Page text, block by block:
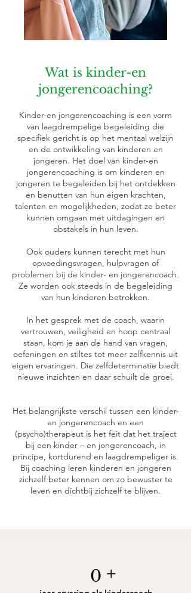
Wat is kinder-en
jongerencoaching?
Kinder-en jongerencoaching is een vorm
van laagdrempelige begeleiding die
specifiek gericht is op het mentaal welzijn
en de ontwikkeling van kinderen en
jongeren. Het doel van kinder-en
jongerencoaching is om kinderen en
jongeren te begeleiden bij het ontdekken
en benutten van hun eigen krachten,
talenten en mogelijkheden, zodat ze beter
kunnen omgaan met uitdagingen en
obstakels in hun leven.
Ook ouders kunnen terecht met hun
opvoedingsvragen, hulpvragen of
problemen bij de kinder- en jongerencoach.
Ze worden ook steeds in de begeleiding
van hun kinderen betrokken.
In het gesprek met de coach, waarin
vertrouwen, veiligheid en hoop centraal
staan, kom je aan de hand van vragen,
oefeningen en stiltes tot meer zelfkennis uit
eigen ervaringen. Die zelfdeterminatie biedt
nieuwe inzichten en daar schuilt de groei.
Het belangrijkste verschil tussen een kinder-
en jongerencoach en een
(psycho)therapeut is het feit dat het traject
bij een kinder – en jongerencoach, in
principe, kortdurend en laagdrempeliger is.
Bij coaching leren kinderen en jongeren
zichzelf beter kennen om zo bewuster te
leven en dichtbij zichzelf te blijven.
0 +